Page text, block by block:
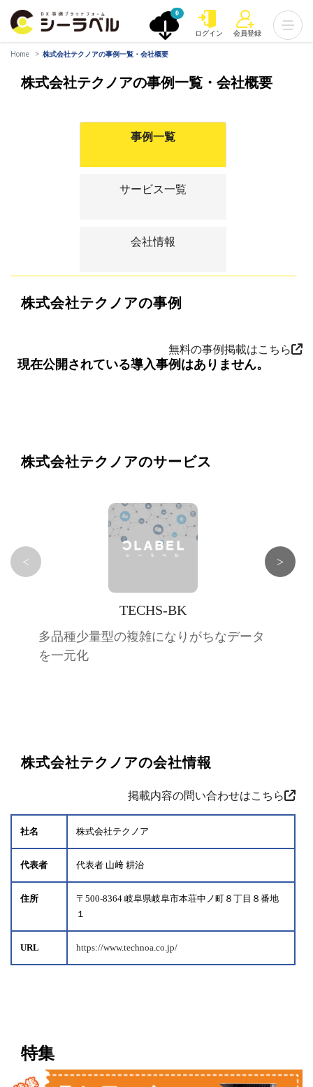
0
ログイン 会員登録
Home 株式会社テクノアの事例一覧・会社概要
株式会社テクノアの事例一覧・会社概要
事例一覧
サービス一覧
会社情報
株式会社テクノアの事例
無料の事例掲載はこちら
現在公開されている導入事例はありません。
株式会社テクノアのサービス
TECHS-BK
多品種少量型の複雑になりがちなデータ
を一元化
< >
株式会社テクノアの会社情報
掲載内容の問い合わせはこちら
社名 株式会社テクノア
代表者 代表者 山﨑 耕治
住所
〒500-8364 岐阜県岐阜市本荘中ノ町８丁目８番地
１
URL https://www.technoa.co.jp/
特集